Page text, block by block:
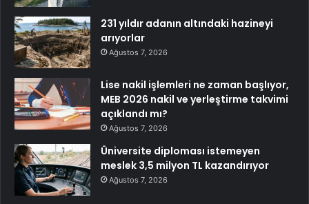
231 yıldır adanın altındaki hazineyi
arıyorlar
Ağustos 7, 2026
Lise nakil işlemleri ne zaman başlıyor,
MEB 2026 nakil ve yerleştirme takvimi
açıklandı mı?
Ağustos 7, 2026
Üniversite diploması istemeyen
meslek 3,5 milyon TL kazandırıyor
Ağustos 7, 2026